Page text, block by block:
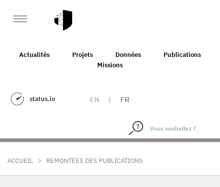
Actualités Projets Données
Publications
Missions
status.io EN | FR
ACCUEIL > REMONTÉES DES PUBLICATIONS